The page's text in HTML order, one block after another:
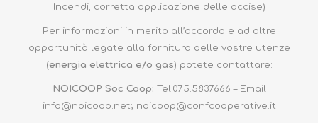
Incendi, corretta applicazione delle accise)
Per informazioni in merito all’accordo e ad altre
opportunità legate alla fornitura delle vostre utenze
(energia elettrica e/o gas) potete contattare:
NOICOOP Soc Coop: Tel.075.5837666 – Email
info@noicoop.net; noicoop@confcooperative.it